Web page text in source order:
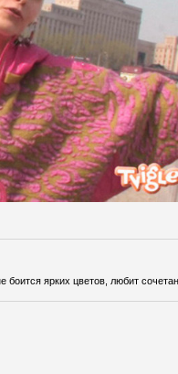
боится ярких цветов, любит